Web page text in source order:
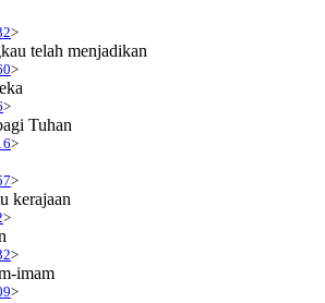
>
telah menjadikan
>
>
Tuhan
>
>
kerajaan
>
>
imam
>